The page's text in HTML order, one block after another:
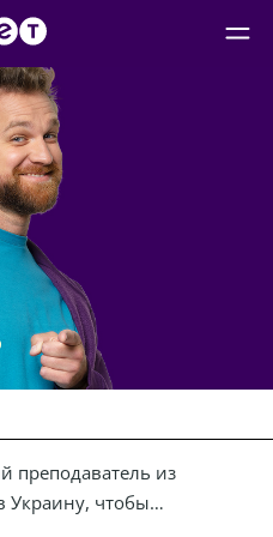
преподаватель из
Украину, чтобы